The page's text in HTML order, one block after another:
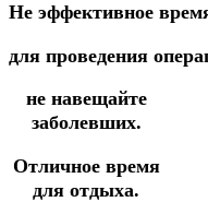
Не эффективное
для проведения
не навещайте
заболевших.
Отличное время
для отдыха.